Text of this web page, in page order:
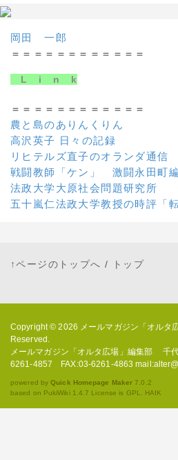
岡田 一郎
＝＝＝＝＝＝＝＝＝＝＝＝
L i n k
＝＝＝＝＝＝＝＝＝＝＝＝
農と島のありんくりん
高沢英子 日々の記録
リヒテルズ直子のオランダ通信
戦闘教師「ケン」 激闘永田町
法政大学大原社会問題研究所
五十嵐仁法政大学教授の時評「
↑ページのトップへ / トップ
Copyright © 2026 メールマガジン「オルタ
Reserved.
メールマガジン「オルタ広場」編集部 千
6261-4857 FAX:03-6261-4863
powered byQuick Homepage Maker 7.0.2
based on PukiWiki 1.4.7 License is GPL. HAIK